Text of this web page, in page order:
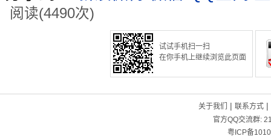
阅读(4490次)
试试手机扫一扫
在你手机上继续浏览此页面
关于我们 | 联系方式|
官方QQ交流群:
粤ICP备